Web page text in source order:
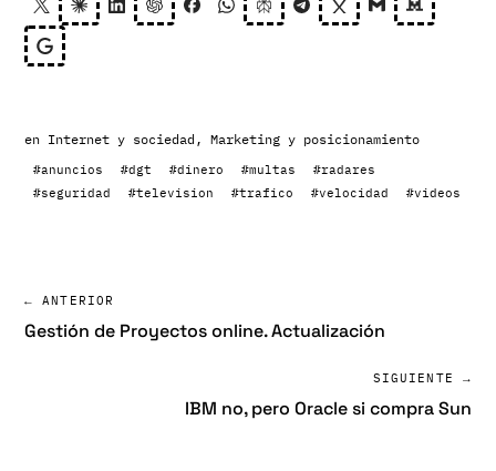
en Internet y sociedad , Marketing y posicionamiento
#anuncios #dgt #dinero #multas
#radares
#seguridad
#television #trafico #velocidad #videos
← ANTERIOR
Gestión de Proyectos online. Actualización
SIGUIENTE →
IBM no, pero Oracle si compra Sun